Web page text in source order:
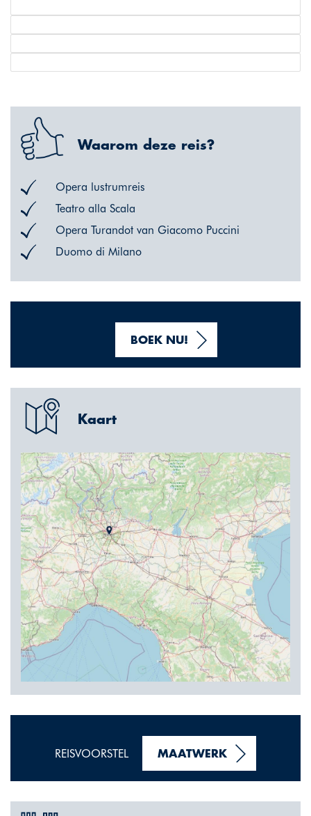
Waarom deze reis?
Opera lustrumreis
Teatro alla Scala
Opera Turandot van Giacomo Puccini
Duomo di Milano
BOEK NU!
Kaart
REISVOORSTEL MAATWERK